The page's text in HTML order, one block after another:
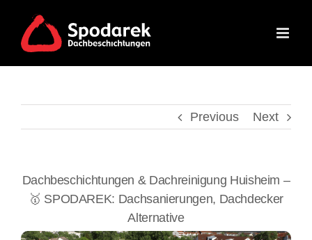
content
Previous Next
Dachbeschichtungen & Dachreinigung Huisheim –
🥇 SPODAREK: Dachsanierungen, Dachdecker
Alternative